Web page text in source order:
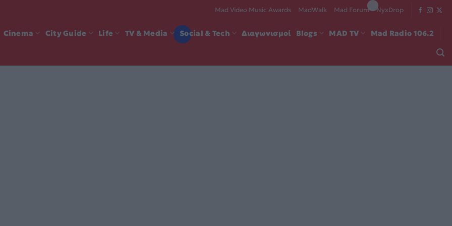
Mad Video Music Awards MadWalk Mad Forum NyxDrop
Cinema City Guide Life TV & Media Social & Tech Διαγωνισμοί Blogs MAD TV Mad Radio 106.2